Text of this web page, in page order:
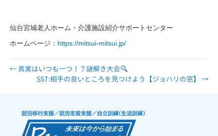
仙台宮城老人ホーム・介護施設紹介サポートセンター
ホームページ： https://mitsui-mitsui.jp/
← 真実はいつも一つ！？謎解き大会
SST:相手の良いところを見つけよう【ジョハリの窓】 →